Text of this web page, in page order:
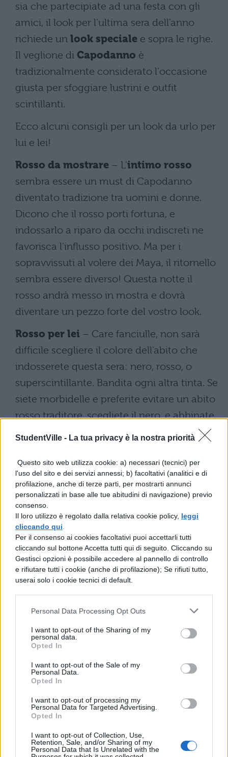
StudentVille - La tua privacy è la nostra priorità
Questo sito web utilizza cookie: a) necessari (tecnici) per
l'uso del sito e dei servizi annessi; b) facoltativi (analitici e di
profilazione, anche di terze parti, per mostrarti annunci
personalizzati in base alle tue abitudini di navigazione) previo
consenso.
Il loro utilizzo è regolato dalla relativa cookie policy, leggi
cliccando qui
Per il consenso ai cookies facoltativi puoi accettarli tutti
cliccando sul bottone Accetta tutti qui di seguito. Cliccando su
Gestisci opzioni è possibile accedere al pannello di controllo
e rifiutare tutti i cookie (anche di profilazione); Se rifiuti tutto,
userai solo i cookie tecnici di default.
Personal Data Processing Opt Outs
I want to opt-out of the Sharing of my
personal data.
Opted In
I want to opt-out of the Sale of my
Personal Data.
Opted In
I want to opt-out of processing my
Personal Data for Targeted Advertising.
Opted In
I want to opt-out of Collection, Use,
Retention, Sale, and/or Sharing of my
Personal Data that Is Unrelated with the
sia che partecipiate ad una festa con gli
amici, il look per l'ultima sera dell'anno
richiede un look speciale e sopra le righe.
Il veglione di Capodanno è
tradizionalmente considerato l'occasione
giusta per sfoggiare lustrini e outfit
scintillanti.
Ecco alcuni consigli per un look da urlo per
lui e lei!
Rosso da mostrare – L'intimo rosso
sembra essere un must di Capodanno
diventato tradizione tra uomini e donne.
Dicono che il rosso porti fortuna, e
indossarlo a riparo da occhi indiscreti ne
favorisca l'influsso positivo. Ma per i
sopravvissuti al volere dei Maya, il ritornello
sembra essere diverso! Questa notte il
rosso andrà messo in mostra e dovrà
diventare un pezzo forte del vostro look.
Rosso per lei – Care fanciulle, non sarà
difficile scegliere il colore dell'abito che
indosserete questa sera: nero, rosso, o
superscintillante. Bandita ogni altra tinta. Se
siete morbidelle e preferite evitare un abito
rosso traditore, scegliete il nero, e abbinate
un
accessorio rosso
ben in evidenza. Un
che non dovranno passare in osservato. Se
siete delle ragazze con una forta
personalità ad una cosa non potrete
sicuramente rinunciare: unascarpa
gioiellocon un tacco vertiginoso,
rigorosamente rossa!
Rosso per lui– Pensate che indossare il
rosso per un uomo sia più difficile?
dandydi ogni epoca! Osate con
cravatte e sciarpe rosseda abbinare ad
una camicia nera che valorizzi il vostro
fisico. I più temerari possono osare con una
camicia rossa
in secondo piano. Qualcuno indosserà un
orologio rosso questa sera, altri una cintura
per spezzare un look monocolore. Come vi
potranno resistere?